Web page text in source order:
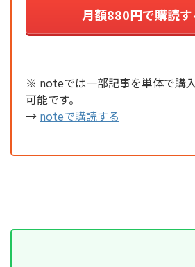
月額880円で購読す
※ noteでは一部記事を単体で購
可能です。
→ noteで購読する